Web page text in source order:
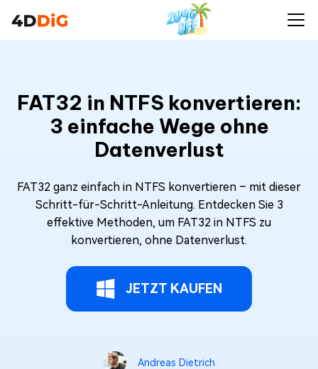
FAT32 in NTFS konvertieren:
3 einfache Wege ohne
Datenverlust
FAT32 ganz einfach in NTFS konvertieren – mit dieser
Schritt-für-Schritt-Anleitung. Entdecken Sie 3
effektive Methoden, um FAT32 in NTFS zu
konvertieren, ohne Datenverlust.
JETZT KAUFEN
Andreas Dietrich